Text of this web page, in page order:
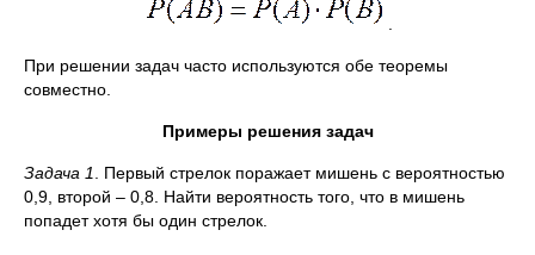
При решении задач часто используются обе теоремы
совместно.
Примеры решения задач
Задача 1
. Первый стрелок поражает мишень с вероятностью
0,9, второй – 0,8. Найти вероятность того, что в мишень
попадет хотя бы один стрелок.